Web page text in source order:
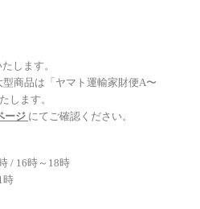
します。
型商品は「ヤマト運輸家財便A〜
します。
ージ にてご確認ください。
/ 16時～18時
時